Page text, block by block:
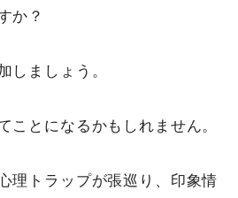
か？
しましょう。
ことになるかもしれません。
理トラップが張巡り、印象情